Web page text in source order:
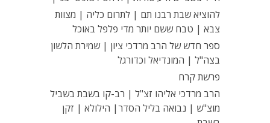
להוציא שבת רבנו תם | לתרום כליה | מצוות
צבא | טבח ששם יותר מדי פלפל באוכל
ספר חדש של הרב מרדכי ציון | שמירת הלשון
בצה"ל | המונדיאל וכדורגל
פרשת קרח
הרב מרדכי אליהו זצ"ל | רב-קו בשבת בשביל
מוצ"ש | נבואה בליל הסדר| הילולא | זקן